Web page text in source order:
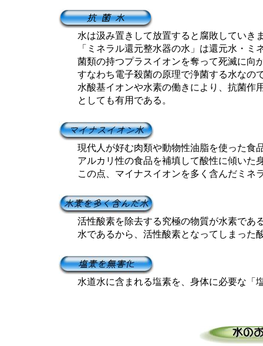
水は汲み置きして放置すると腐敗していき
「ミネラル還元整水器の水」は還元水・ミ
菌類の持つプラスイオンを奪って死滅に向
すなわち電子殺菌の原理で浄菌する水なの
水酸基イオンや水素の働きにより、抗菌作
としても有用である。
現代人が好む肉類や動物性油脂を使った食
アルカリ性の食品を補填して酸性に傾いた
この点、マイナスイオンを多く含んだミネ
活性酸素を除去する究極の物質が水素であ
水であるから、活性酸素となってしまった
水道水に含まれる塩素を、身体に必要な「